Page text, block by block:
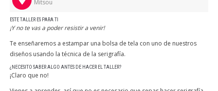
Mitsou
ESTE TALLER ES PARA TI
¡Y no te vas a poder resistir a venir!
Te enseñaremos a estampar una bolsa de tela con uno de nuestros
diseños usando la técnica de la serigrafía.
¿NECESITO SABER ALGO ANTES DE HACER EL TALLER?
¡Claro que no!